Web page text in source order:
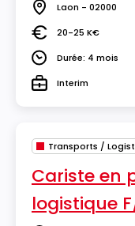
Lieu Laon - 02000
Salaire20-25 K€
DuréeDurée: 4 mois
TypeInterim
Transports /
Cariste en
logistique